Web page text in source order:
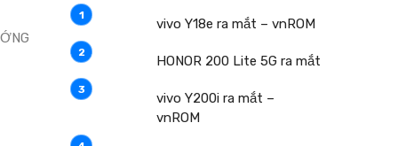
vivo Y18e ra mắt – vnROM
HONOR 200 Lite 5G ra mắt
vivo Y200i ra mắt –
vnROM